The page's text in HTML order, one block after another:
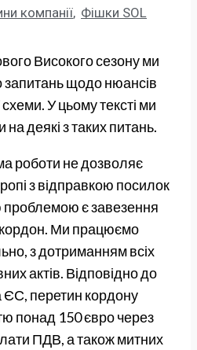
компанії, Фішки SOL
Високого сезону ми
запитань щодо нюансів
У цьому тексті ми
на деякі з таких питань.
роботи не дозволяє
з відправкою посилок
проблемою є завезення
Ми працюємо
з дотриманням всіх
актів. Відповідно до
ЄС, перетин кордону
понад 150 євро через
ПДВ, а також митних